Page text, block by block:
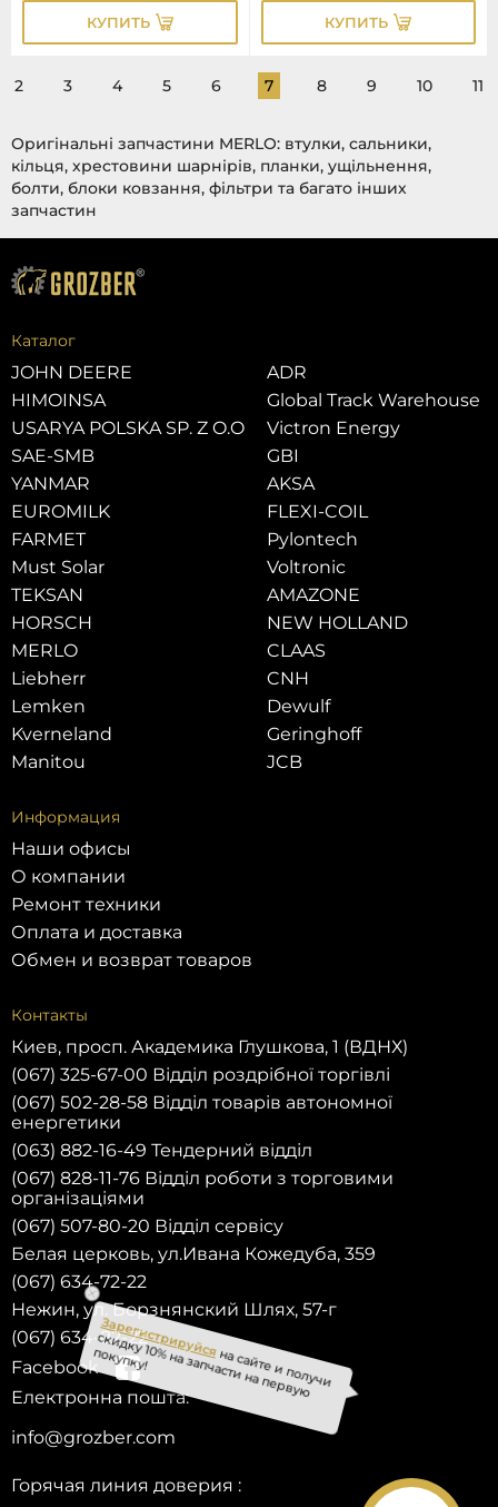
КУПИТЬ КУПИТЬ
2 3 4 5 6 7 8 9 10 11
Оригінальні запчастини MERLO: втулки, сальники,
кільця, хрестовини шарнірів, планки, ущільнення,
болти, блоки ковзання, фільтри та багато інших
запчастин
Каталог
JOHN DEERE
HIMOINSA
USARYA POLSKA SP. Z O.O
SAE-SMB
YANMAR
EUROMILK
FARMET
Must Solar
TEKSAN
HORSCH
MERLO
Liebherr
Lemken
Kverneland
Manitou
ADR
Global Track Warehouse
Victron Energy
GBI
AKSA
FLEXI-COIL
Pylontech
Voltronic
AMAZONE
NEW HOLLAND
CLAAS
CNH
Dewulf
Geringhoff
JCB
Информация
Наши офисы
О компании
Ремонт техники
Оплата и доставка
Обмен и возврат товаров
Контакты
Киев, просп. Академика Глушкова, 1 (ВДНХ)
(067) 325-67-00 Відділ роздрібної торгівлі
(067) 502-28-58 Відділ товарів автономної
енергетики
(063) 882-16-49 Тендерний відділ
(067) 828-11-76 Відділ роботи з торговими
організаціями
(067) 507-80-20 Відділ сервісу
Белая церковь, ул.Ивана Кожедуба, 359
(067) 634-72-22
Нежин, ул. Борзнянский Шлях, 57-г
(067) 634-82-22
Facebook
Електронна пошта:
info@grozber.com
Горячая линия доверия :
Зарегистрируйсяна сайте и получи
скидку 10% на запчасти на первую
покупку!